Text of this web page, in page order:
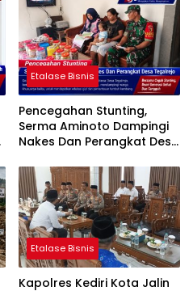
Etalase Bisnis
Pencegahan Stunting,
Serma Aminoto Dampingi
Nakes Dan Perangkat Desa
Etalase Bisnis
Kapolres Kediri Kota Jalin